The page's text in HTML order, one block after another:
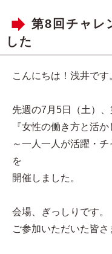
第8回チャレ
した
こんにちは！浅井です
先週の7月5日（土）
『女性の働き方と活か
～一人一人が活躍・チ
を
開催しました。
会場、ぎっしりです。
ご参加いただいた皆さ